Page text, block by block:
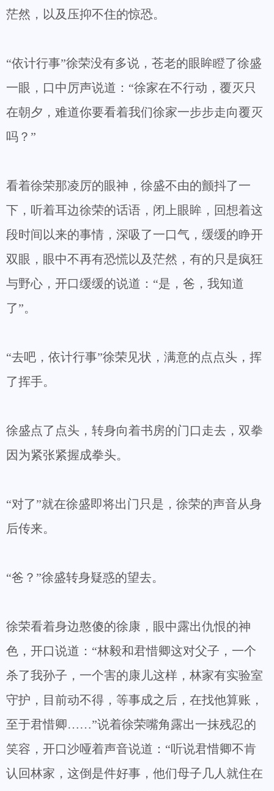
茫然，以及压抑不住的惊恐。
“依计行事”徐荣没有多说，苍老的眼眸瞪了徐盛
一眼，口中厉声说道：“徐家在不行动，覆灭只
在朝夕，难道你要看着我们徐家一步步走向覆灭
吗？”
看着徐荣那凌厉的眼神，徐盛不由的颤抖了一
下，听着耳边徐荣的话语，闭上眼眸，回想着这
段时间以来的事情，深吸了一口气，缓缓的睁开
双眼，眼中不再有恐慌以及茫然，有的只是疯狂
与野心，开口缓缓的说道：“是，爸，我知道
了”。
“去吧，依计行事”徐荣见状，满意的点点头，挥
了挥手。
徐盛点了点头，转身向着书房的门口走去，双拳
因为紧张紧握成拳头。
“对了”就在徐盛即将出门只是，徐荣的声音从身
后传来。
“爸？”徐盛转身疑惑的望去。
徐荣看着身边憨傻的徐康，眼中露出仇恨的神
色，开口说道：“林毅和君惜卿这对父子，一个
杀了我孙子，一个害的康儿这样，林家有实验室
守护，目前动不得，等事成之后，在找他算账，
至于君惜卿……”说着徐荣嘴角露出一抹残忍的
笑容，开口沙哑着声音说道：“听说君惜卿不肯
认回林家，这倒是件好事，他们母子几人就住在